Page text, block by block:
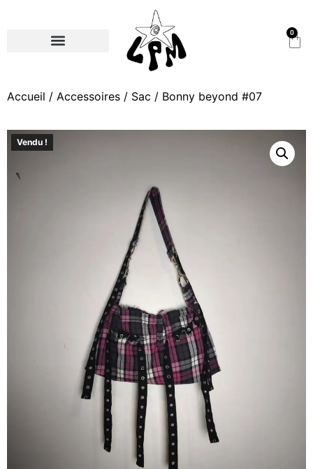
0
Accueil / Accessoires / Sac / Bonny beyond #07
Vendu !